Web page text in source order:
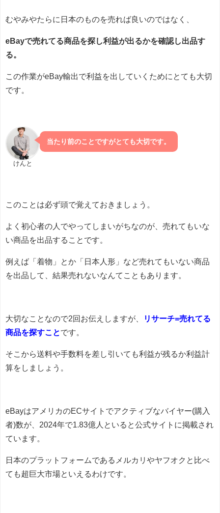
むやみやたらに日本のものを売れば良いのではなく、
eBayで売れてる商品を探し利益が出るかを確認し出品す
る。
この作業がeBay輸出で利益を出していくためにとても大切
です。
けんと
当たり前のことですがとても大切です。
このことは必ず頭で覚えておきましょう。
よく初心者の人でやってしまいがちなのが、売れてもいな
い商品を出品することです。
例えば「着物」とか「日本人形」など売れてもいない商品
を出品して、結果売れないなんてこともあります。
大切なことなので2回お伝えしますが、
リサーチ=売れてる
商品を探すことです。
そこから送料や手数料を差し引いても利益が残るか利益計
算をしましょう。
eBayはアメリカのECサイトでアクティブなバイヤー(購入
者)数が、2024年で1.83億人といると公式サイトに掲載され
ています。
日本のプラットフォームであるメルカリやヤフオクと比べ
ても超巨大市場といえるわけです。